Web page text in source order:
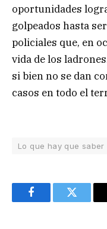
oportunidades
golpeados hasta
policiales que, en
vida de los
si bien no se dan
casos en todo el
Lo que hay que saber
FacebookTwitter